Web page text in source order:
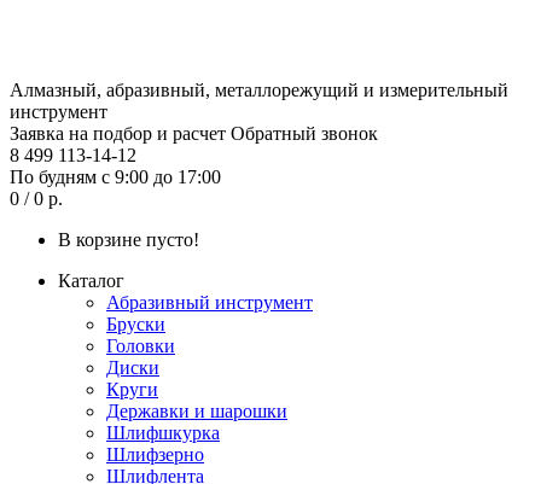
Алмазный, абразивный, металлорежущий и измерительный
инструмент
Заявка на подбор и расчет Обратный звонок
8 499 113-14-12
По будням с 9:00 до 17:00
0 / 0 р.
В корзине пусто!
Каталог
Абразивный инструмент
Бруски
Головки
Диски
Круги
Державки и шарошки
Шлифшкурка
Шлифзерно
Шлифлента